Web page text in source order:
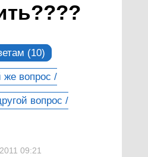
(10)
же вопрос /
вопрос /
09:21